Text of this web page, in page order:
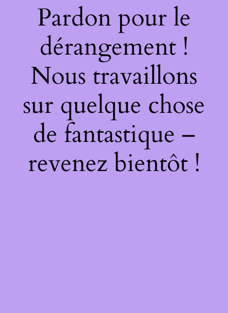
Pardon pour le
dérangement !
Nous travaillons
sur quelque chose
de fantastique –
revenez bientôt !